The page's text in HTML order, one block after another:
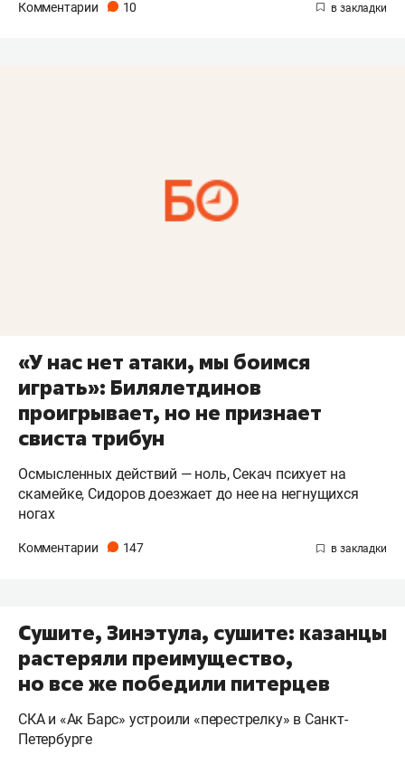
Комментарии 10
«У нас нет атаки, мы боимся
играть»: Билялетдинов
проигрывает, но не признает
свиста трибун
Осмысленных действий — ноль, Секач психует на
скамейке, Сидоров доезжает до нее на негнущихся
ногах
Комментарии 147
Сушите, Зинэтула, сушите: казанцы
растеряли преимущество,
но все же победили питерцев
СКА и «Ак Барс» устроили «перестрелку» в Санкт-
Петербурге